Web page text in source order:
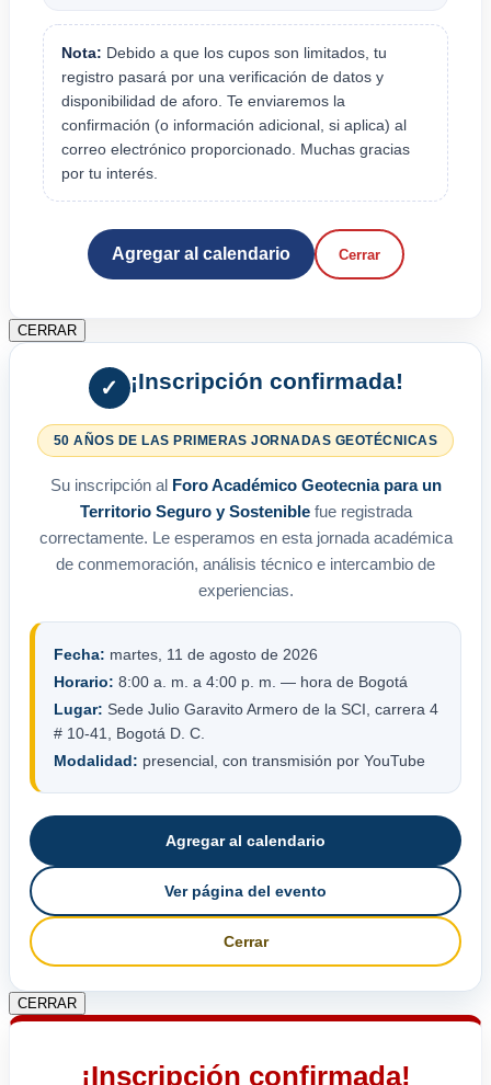
Nota: Debido a que los cupos son limitados, tu
registro pasará por una verificación de datos y
disponibilidad de aforo. Te enviaremos la
confirmación (o información adicional, si aplica) al
correo electrónico proporcionado. Muchas gracias
por tu interés.
Agregar al calendario Cerrar
CERRAR
✓ ¡Inscripción confirmada!
50 AÑOS DE LAS PRIMERAS JORNADAS GEOTÉCNICAS
Su inscripción al Foro Académico Geotecnia para un
Territorio Seguro y Sosteniblefue registrada
correctamente. Le esperamos en esta jornada académica
de conmemoración, análisis técnico e intercambio de
experiencias.
Fecha: martes, 11 de agosto de 2026
Horario: 8:00 a. m. a 4:00 p. m. — hora de Bogotá
Lugar: Sede Julio Garavito Armero de la SCI, carrera 4
# 10-41, Bogotá D. C.
Modalidad: presencial, con transmisión por YouTube
Agregar al calendario
Ver página del evento
Cerrar
CERRAR
¡Inscripción confirmada!